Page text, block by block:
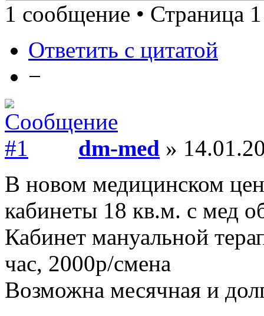
1 сообщение • Страница
Ответить с цитатой
−
dm-med »
В новом медицинском
кабинеты 18 кв.м. с мед
Кабинет мануальной
час, 2000р/смена
Возможна месячная и